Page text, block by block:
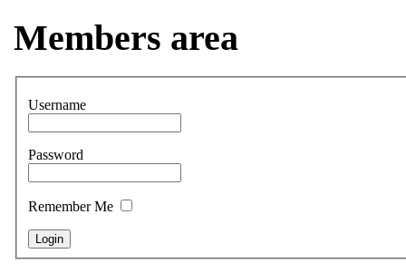
Members area
Username
Password
Remember Me